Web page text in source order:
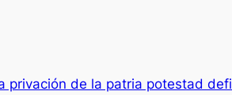
privación de la patria potestad